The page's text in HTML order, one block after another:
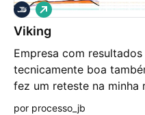
Viking
Empresa com resultados
tecnicamente boa
fez um reteste na minha
de suporte dinâmico. Vou
V
i
é
d
e
a
l
a
por processo_jb